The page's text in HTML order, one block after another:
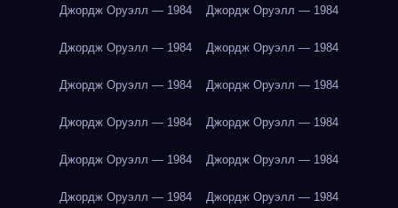
Джордж Оруэлл — 1984 Джордж Оруэлл — 1984
Джордж Оруэлл — 1984 Джордж Оруэлл — 1984
Джордж Оруэлл — 1984 Джордж Оруэлл — 1984
Джордж Оруэлл — 1984 Джордж Оруэлл — 1984
Джордж Оруэлл — 1984 Джордж Оруэлл — 1984
Джордж Оруэлл — 1984 Джордж Оруэлл — 1984